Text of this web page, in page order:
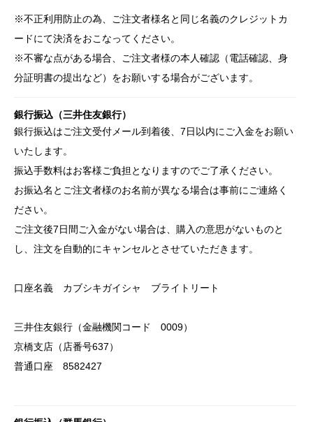
※不正利用防止の為、ご注文者様名と同じ名義のクレジットカ
ードにて決済をおこなってください。
※不審な点がある場合、ご注文者様の本人確認（電話確認、身
分証明書の提出など）をお願いする場合がございます。
銀行振込（三井住友銀行）
銀行振込はご注文受付メール到着後、7日以内にご入金をお願い
いたします。
振込手数料はお客様ご負担となりますのでご了承ください。
お振込名とご注文者様のお名前が異なる場合は事前にご連絡く
ださい。
ご注文後7日間ご入金がない場合は、購入の意思がないものと
し、注文を自動的にキャンセルとさせていただきます。
口座名義 カブシキガイシャ ブライトリート
三井住友銀行（金融機関コード 0009）
京橋支店（店番号637）
普通口座 8582427